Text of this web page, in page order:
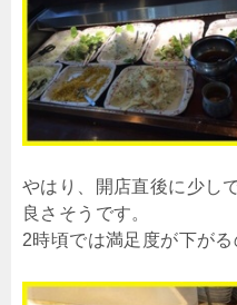
やはり、開店直後に少し
良さそうです。
2時頃では満足度が下が